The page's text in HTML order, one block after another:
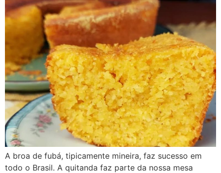
A broa de fubá, tipicamente mineira, faz sucesso em
todo o Brasil. A quitanda faz parte da nossa mesa